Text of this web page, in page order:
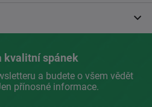
kvalitní spánek
a budete o všem vědět
přínosné informace.